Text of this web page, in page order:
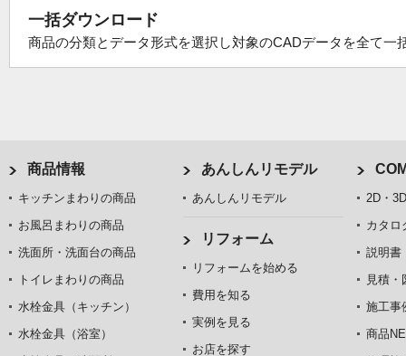
一括ダウンロード
商品の分類とデータ形式を選択し対象のCADデータを全て一
商品情報
キッチンまわりの商品
お風呂まわりの商品
洗面所・洗面台の商品
トイレまわりの商品
水栓金具（キッチン）
水栓金具（浴室）
あんしんリモデル
あんしんリモデル
リフォーム
リフォームを始める
費用を知る
実例を見る
お店を探す
2D・
カタロ
説明書
見積・
施工事
商品